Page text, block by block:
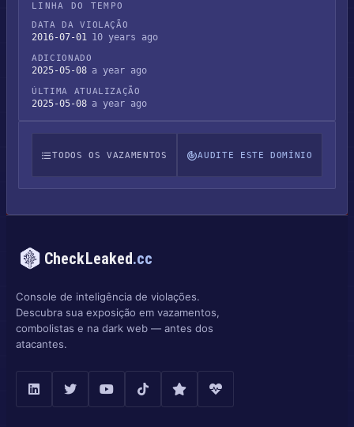
LINHA DO TEMPO
DATA DA VIOLAÇÃO
2016-07-01 10 years ago
ADICIONADO
2025-05-08 a year ago
ÚLTIMA ATUALIZAÇÃO
2025-05-08 a year ago
TODOS OS VAZAMENTOS AUDITE ESTE DOMÍNIO
CheckLeaked.cc
Console de inteligência de violações.
Descubra sua exposição em vazamentos,
combolistas e na dark web — antes dos
atacantes.